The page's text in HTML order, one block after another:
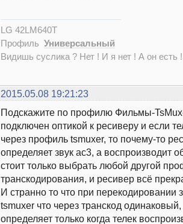
LG 42LM640T
Профиль Универсальный
Видишь суслика ? Нет ! И я нет ! А он есть
2015.05.08 19:21:23
Подскажите по профилю Фильмы-
подключен оптикой к ресиверу и если
через профиль tsmuxer, то почему-то
определяет звук ac3, а воспроизводит
стоит только выбрать любой другой
транскодирования, и ресивер всё
И странно то что при перекодировании
tsmuxer что через транскод
определяет только когда телек